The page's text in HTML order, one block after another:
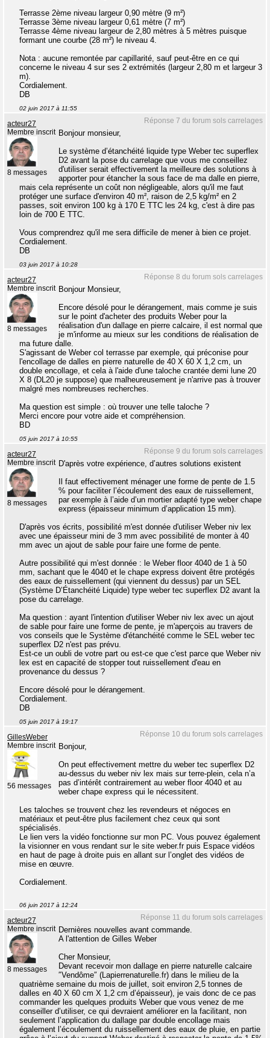
Terrasse 2ème niveau largeur 0,90 mètre (9 m²)
Terrasse 3ème niveau largeur 0,61 mètre (7 m²)
Terrasse 4ème niveau largeur de 2,80 mètres à 5 mètres puisque
formant une courbe (28 m²) le niveau 4.
Nota : aucune remontée par capillarité, sauf peut-être en ce qui
concerne le niveau 4 sur ses 2 extrémités (largeur 2,80 m et largeur 3
m).
Cordialement.
DB
02 juin 2017 à 11:55
Réponse 7 du forum sols carrelages
acteur27
Membre inscrit
8 messages
Bonjour monsieur,
Le système d’étanchéité liquide type Weber tec superflex
D2 avant la pose du carrelage que vous me conseillez
d'utiliser serait effectivement la meilleure des solutions à
apporter pour étancher la sous face de ma dalle en pierre,
mais cela représente un coût non négligeable, alors qu'il me faut
protéger une surface d'environ 40 m², raison de 2,5 kg/m² en 2
passes, soit environ 100 kg à 170 E TTC les 24 kg, c'est à dire pas
loin de 700 E TTC.
Vous comprendrez qu'il me sera difficile de mener à bien ce projet.
Cordialement.
DB
03 juin 2017 à 10:28
Réponse 8 du forum sols carrelages
acteur27
Membre inscrit
8 messages
Bonjour Monsieur,
Encore désolé pour le dérangement, mais comme je suis
sur le point d'acheter des produits Weber pour la
réalisation d'un dallage en pierre calcaire, il est normal que
je m'informe au mieux sur les conditions de réalisation de
ma future dalle.
S'agissant de Weber col terrasse par exemple, qui préconise pour
l'encollage de dalles en pierre naturelle de 40 X 60 X 1,2 cm, un
double encollage, et cela à l'aide d'une taloche crantée demi lune 20
X 8 (DL20 je suppose) que malheureusement je n'arrive pas à trouver
malgré mes nombreuses recherches.
Ma question est simple : où trouver une telle taloche ?
Merci encore pour votre aide et compréhension.
BD
05 juin 2017 à 10:55
Réponse 9 du forum sols carrelages
acteur27
Membre inscrit
8 messages
D'après votre expérience, d’autres solutions existent
Il faut effectivement ménager une forme de pente de 1.5
% pour faciliter l’écoulement des eaux de ruissellement,
par exemple à l’aide d’un mortier adapté type weber chape
express (épaisseur minimum d’application 15 mm).
D'après vos écrits, possibilité m'est donnée d'utiliser Weber niv lex
avec une épaisseur mini de 3 mm avec possibilité de monter à 40
mm avec un ajout de sable pour faire une forme de pente.
Autre possibilité qui m'est donnée : le Weber floor 4040 de 1 à 50
mm, sachant que le 4040 et le chape express doivent être protégés
des eaux de ruissellement (qui viennent du dessus) par un SEL
(Système D’Étanchéité Liquide) type weber tec superflex D2 avant la
pose du carrelage.
Ma question : ayant l'intention d'utiliser Weber niv lex avec un ajout
de sable pour faire une forme de pente, je m'aperçois au travers de
vos conseils que le Système d'étanchéité comme le SEL weber tec
superflex D2 n'est pas prévu.
Est-ce un oubli de votre part ou est-ce que c'est parce que Weber niv
lex est en capacité de stopper tout ruissellement d'eau en
provenance du dessus ?
Encore désolé pour le dérangement.
Cordialement.
DB
05 juin 2017 à 19:17
Réponse 10 du forum sols carrelages
GillesWeber
Membre inscrit
56 messages
Bonjour,
On peut effectivement mettre du weber tec superflex D2
au-dessus du weber niv lex mais sur terre-plein, cela n’a
pas d’intérêt contrairement au weber floor 4040 et au
weber chape express qui le nécessitent.
Les taloches se trouvent chez les revendeurs et négoces en
matériaux et peut-être plus facilement chez ceux qui sont
spécialisés.
Le lien vers la vidéo fonctionne sur mon PC. Vous pouvez également
la visionner en vous rendant sur le site weber.fr puis Espace vidéos
en haut de page à droite puis en allant sur l’onglet des vidéos de
mise en œuvre.
Cordialement.
06 juin 2017 à 12:24
Réponse 11 du forum sols carrelages
acteur27
Membre inscrit
8 messages
Dernières nouvelles avant commande.
A l'attention de Gilles Weber
Cher Monsieur,
Devant recevoir mon dallage en pierre naturelle calcaire
″Vendôme″ (Lapierrenaturelle.fr) dans le milieu de la
quatrième semaine du mois de juillet, soit environ 2,5 tonnes de
dalles en 40 X 60 cm X 1,2 cm d’épaisseur), je vais donc de ce pas
commander les quelques produits Weber que vous venez de me
conseiller d’utiliser, ce qui devraient améliorer en la facilitant, non
seulement l’application du dallage par double encollage mais
également l’écoulement du ruissellement des eaux de pluie, en partie